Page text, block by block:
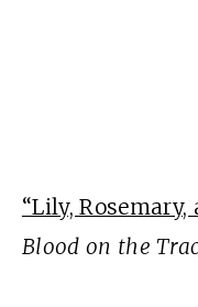
“Lily,
Blood on the